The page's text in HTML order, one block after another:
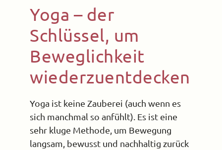
Yoga – der
Schlüssel, um
Beweglichkeit
wiederzuentdecken
Yoga ist keine Zauberei (auch wenn es
sich manchmal so anfühlt). Es ist eine
sehr kluge Methode, um Bewegung
langsam, bewusst und nachhaltig zurück